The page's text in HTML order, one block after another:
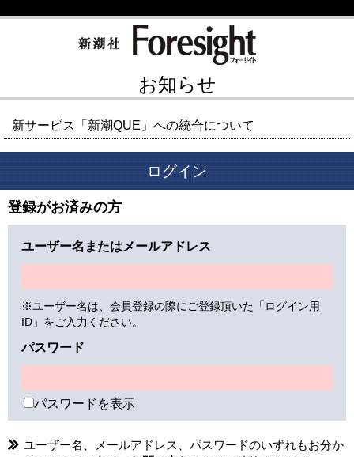
お知らせ
新サービス「新潮QUE」への統合について
ログイン
登録がお済みの方
ユーザー名またはメールアドレス
※ユーザー名は、会員登録の際にご登録頂いた「ログイン用
ID」をご入力ください。
パスワード
パスワードを表示
ユーザー名、メールアドレス、パスワードのいずれもお分か